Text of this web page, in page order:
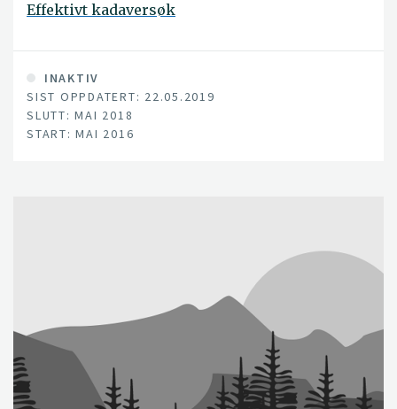
Effektivt kadaversøk
INAKTIV
SIST OPPDATERT: 22.05.2019
SLUTT: MAI 2018
START: MAI 2016